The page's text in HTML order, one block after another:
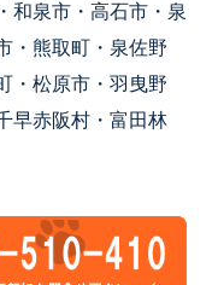
和泉市・高石市・泉
・熊取町・泉佐野
・松原市・羽曳野
早赤阪村・富田林